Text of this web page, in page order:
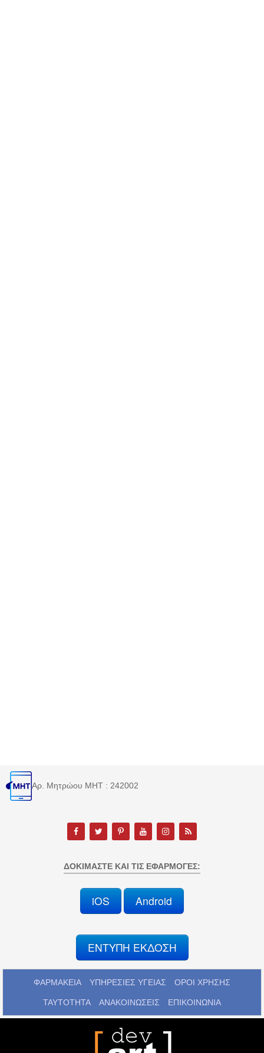
Αρ. Μητρώου MHT : 242002
ΔΟΚΙΜΆΣΤΕ ΚΑΙ ΤΙΣ ΕΦΑΡΜΟΓΈΣ:
iOS Android
ΕΝΤΥΠΗ ΕΚΔΟΣΗ
ΦΑΡΜΑΚΕΙΑ ΥΠΗΡΕΣΙΕΣ ΥΓΕΙΑΣ ΟΡΟΙ ΧΡΗΣΗΣ
ΤΑΥΤΟΤΗΤΑ ΑΝΑΚΟΙΝΩΣΕΙΣ ΕΠΙΚΟΙΝΩΝΙΑ